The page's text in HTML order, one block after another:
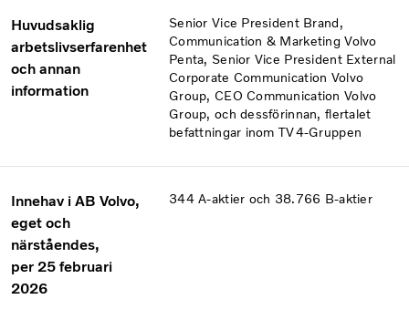
Huvudsaklig
arbetslivserfarenhet
och annan
information
Senior Vice President Brand,
Communication & Marketing Volvo
Penta, Senior Vice President External
Corporate Communication Volvo
Group, CEO Communication Volvo
Group, och dessförinnan, flertalet
befattningar inom TV4-Gruppen
Innehav i AB Volvo,
eget och
närståendes,
per 25 februari
2026
344 A-aktier och 38.766 B-aktier